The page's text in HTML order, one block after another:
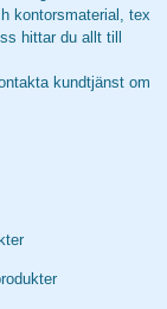
kontorsmaterial, tex
hittar du allt till
kundtjänst om